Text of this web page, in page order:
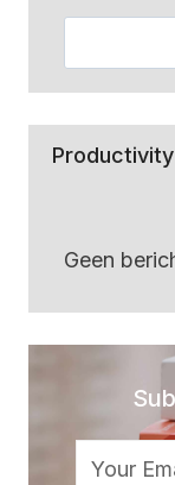
Productivity
Geen